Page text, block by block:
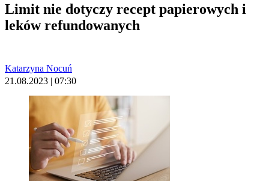
Limit nie dotyczy recept papierowych i
leków refundowanych
Katarzyna Nocuń
21.08.2023 | 07:30